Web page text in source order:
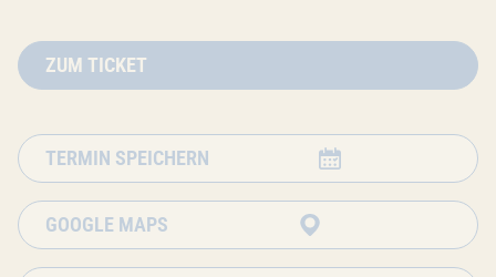
ZUM TICKET
TERMIN SPEICHERN
GOOGLE MAPS